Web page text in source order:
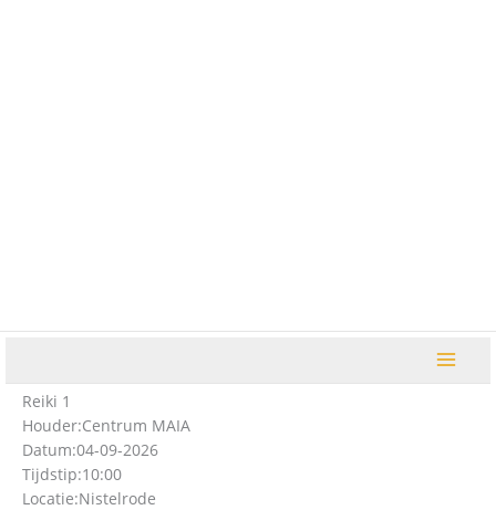
Reiki 1
Houder:Centrum MAIA
Datum:04-09-2026
Tijdstip:10:00
Locatie:Nistelrode